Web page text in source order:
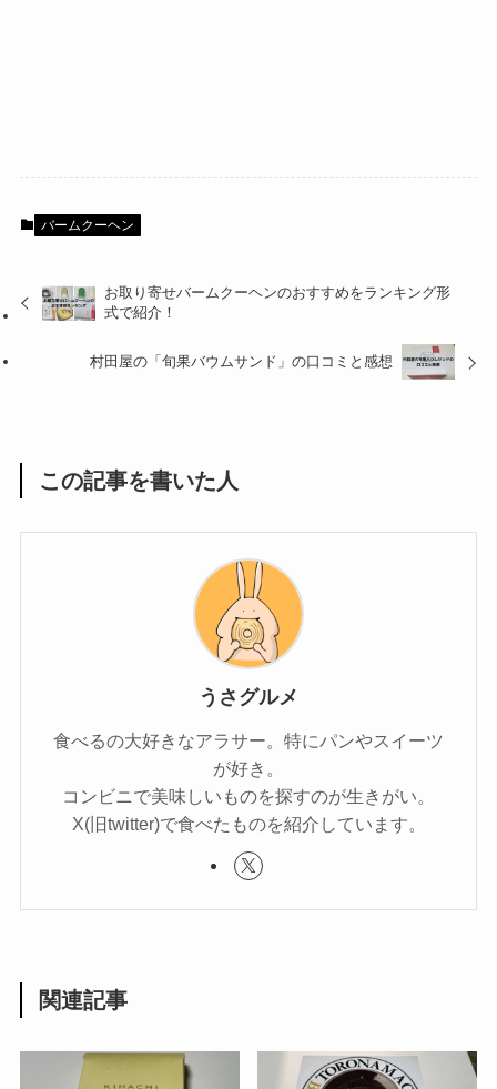
バームクーヘン
お取り寄せバームクーヘンのおすすめをランキング形
式で紹介！
村田屋の「旬果バウムサンド」の口コミと感想
この記事を書いた人
うさグルメ
食べるの大好きなアラサー。特にパンやスイーツ
が好き。
コンビニで美味しいものを探すのが生きがい。
X(旧twitter)で食べたものを紹介しています。
関連記事